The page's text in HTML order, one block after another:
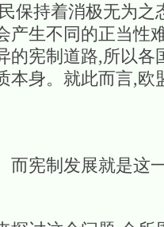
保持着消极无为
产生不同的正当性
的宪制道路,所以
本身。就此而言,
而宪制发展就是这